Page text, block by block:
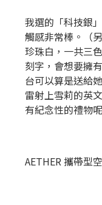
我選的「科技銀
觸感非常棒。（
珍珠白，一共三
刻字，會想要擁
台可以算是送給
雷射上雪莉的英
有紀念性的禮物呢
AETHER 攜帶型